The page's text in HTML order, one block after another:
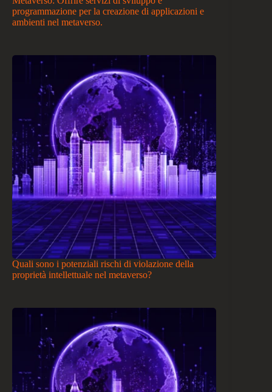
programmazione per la creazione di applicazioni e
ambienti nel metaverso.
Quali sono i potenziali rischi di violazione della
proprietà intellettuale nel metaverso?